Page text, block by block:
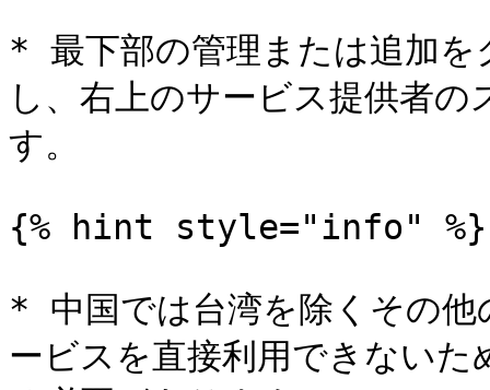
* 最下部の管理または追加を
し、右上のサービス提供者
す。
{% hint style="info" %}
* 中国では台湾を除くその
ービスを直接利用できない